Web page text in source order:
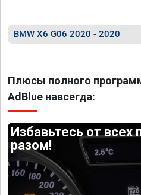
BMW X6 G06 2020 - 2020
Плюсы полного
AdBlue навсегда:
Избавьтесь от всех
разом!